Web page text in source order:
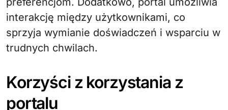
interakcję między użytkownikami, co
sprzyja wymianie doświadczeń i wsparciu w
trudnych chwilach.
Korzyści z korzystania z
portalu